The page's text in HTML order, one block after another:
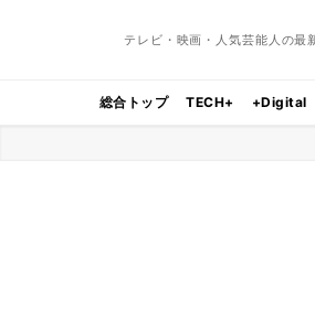
テレビ・映画・人気芸能人の最
総合トップ TECH+ +Digital